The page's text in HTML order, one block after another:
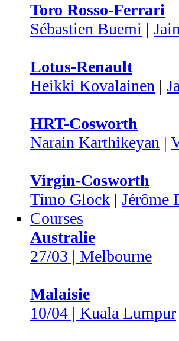
Toro Rosso-Ferrari
Sébastien Buemi |
Lotus-Renault
Heikki Kovalainen |
HRT-Cosworth
Narain Karthikeyan |
Virgin-Cosworth
Timo Glock | Jérôme
Courses
Australie
27/03 | Melbourne
Malaisie
10/04 | Kuala Lumpur